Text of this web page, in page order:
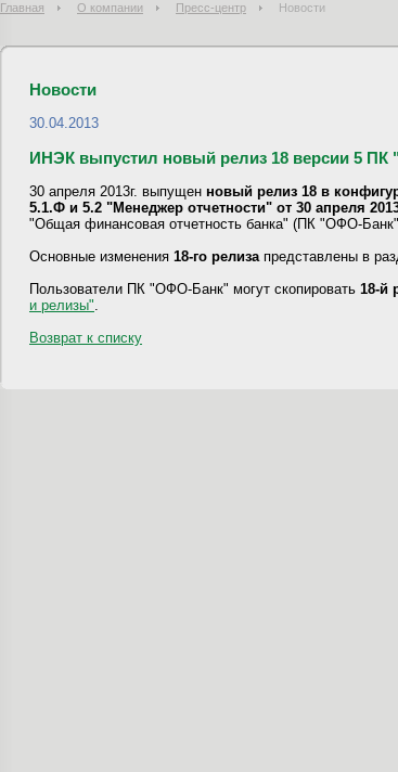
Главная О компании Пресс-центр Новости
Новости
30.04.2013
ИНЭК выпустил новый релиз 18 версии 5
30 апреля 2013г. выпущен новый релиз 18 в
5.1.Ф и 5.2 "Менеджер отчетности" от 30 апреля
"Общая финансовая отчетность банка" (ПК "ОФО-
Основные изменения 18-го релиза представлены в
Пользователи ПК "ОФО-Банк" могут скопировать 18-й
и релизы"
Возврат к списку